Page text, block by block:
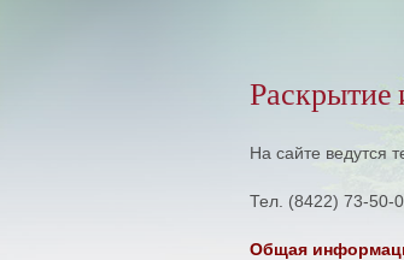
На сайте ведутся
Тел. (8422) 73-50-
Общая